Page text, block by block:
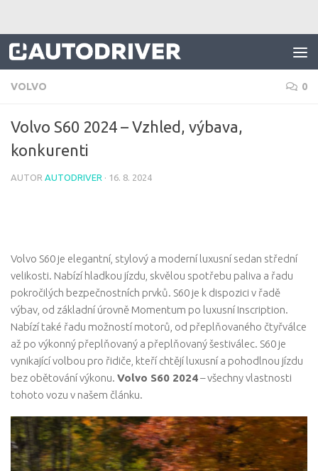
VOLVO 0
Volvo S60 2024 – Vzhled, výbava,
konkurenti
AUTOR AUTODRIVER · 16. 8. 2024
Volvo S60 je elegantní, stylový a moderní luxusní sedan střední
velikosti. Nabízí hladkou jízdu, skvělou spotřebu paliva a řadu
pokročilých bezpečnostních prvků. S60 je k dispozici v řadě
výbav, od základní úrovně Momentum po luxusní Inscription.
Nabízí také řadu možností motorů, od přeplňovaného čtyřválce
až po výkonný přeplňovaný a přeplňovaný šestiválec. S60 je
vynikající volbou pro řidiče, kteří chtějí luxusní a pohodlnou jízdu
bez obětování výkonu. Volvo S60 2024– všechny vlastnosti
tohoto vozu v našem článku.